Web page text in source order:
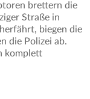
brettern die
Straße in
biegen die
die Polizei ab.
komplett